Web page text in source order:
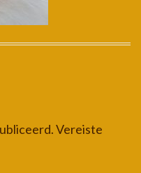
Vereiste